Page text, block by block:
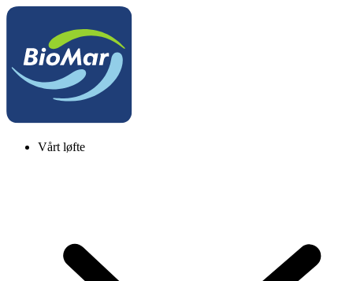
Vårt løfte